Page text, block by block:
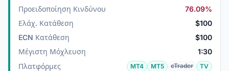
Προειδοποίηση Κινδύνου
76.09%
Ελάχ. Κατάθεση
$100
ECN Κατάθεση
$100
Μέγιστη Μόχλευση
1:30
Πλατφόρμες
MT4 MT5 cTrader TV